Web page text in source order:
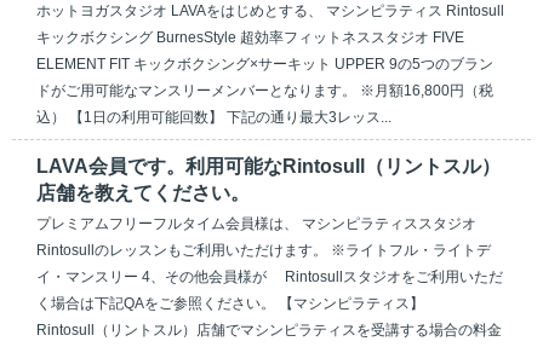
ホットヨガスタジオ LAVAをはじめとする、 マシンピラティス Rintosull
キックボクシング BurnesStyle 超効率フィットネススタジオ FIVE
ELEMENT FIT キックボクシング×サーキット UPPER 9の5つのブラン
ドがご用可能なマンスリーメンバーとなります。 ※月額16,800円（税
込） 【1日の利用可能回数】 下記の通り最大3レッス...
LAVA会員です。利用可能なRintosull（リントスル）
店舗を教えてください。
プレミアムフリーフルタイム会員様は、 マシンピラティススタジオ
Rintosullのレッスンもご利用いただけます。 ※ライトフル・ライトデ
イ・マンスリー 4、その他会員様が Rintosullスタジオをご利用いただ
く場合は下記QAをご参照ください。 【マシンピラティス】
Rintosull（リントスル）店舗でマシンピラティスを受講する場合の料金